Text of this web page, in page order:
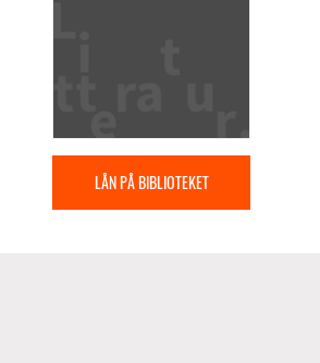
LÅN PÅ BIBLIOTEKET